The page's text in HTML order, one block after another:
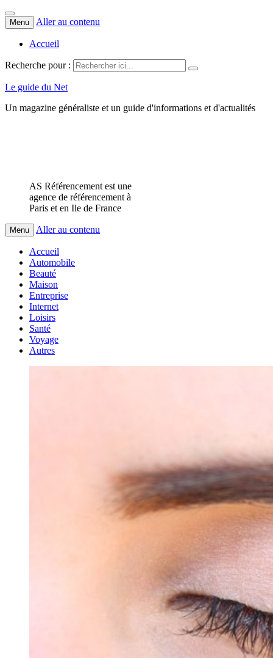
Menu Aller au contenu
Accueil
Recherche pour :
Le guide du Net
Un magazine généraliste et un guide d'informations et d'actualités
AS Référencement est une
agence de référencement à
Paris et en Ile de France
Menu Aller au contenu
Accueil
Automobile
Beauté
Maison
Entreprise
Internet
Loisirs
Santé
Voyage
Autres